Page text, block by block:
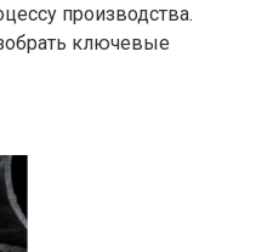
производства.
ключевые